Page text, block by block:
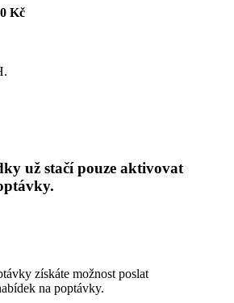
Kč
už stačí pouze aktivovat
získáte možnost poslat
na poptávky.